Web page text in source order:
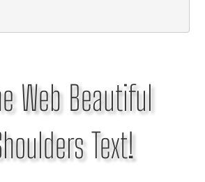
Web Beautiful
Text!